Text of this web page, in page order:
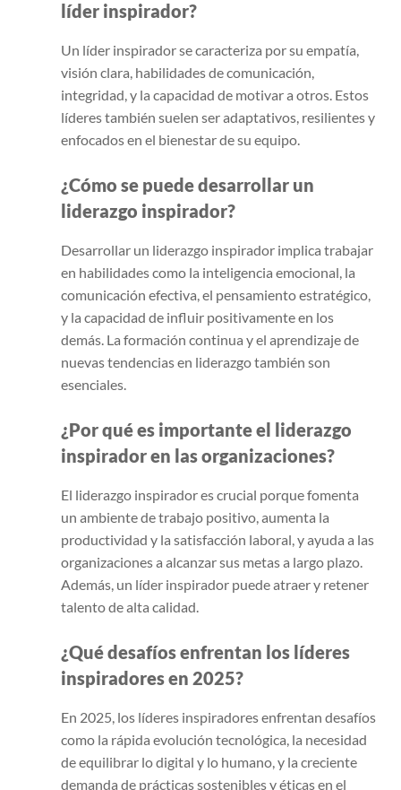
líder inspirador?
Un líder inspirador se caracteriza por su empatía,
visión clara, habilidades de comunicación,
integridad, y la capacidad de motivar a otros. Estos
líderes también suelen ser adaptativos, resilientes y
enfocados en el bienestar de su equipo.
¿Cómo se puede desarrollar un
liderazgo inspirador?
Desarrollar un liderazgo inspirador implica trabajar
en habilidades como la inteligencia emocional, la
comunicación efectiva, el pensamiento estratégico,
y la capacidad de influir positivamente en los
demás. La formación continua y el aprendizaje de
nuevas tendencias en liderazgo también son
esenciales.
¿Por qué es importante el liderazgo
inspirador en las organizaciones?
El liderazgo inspirador es crucial porque fomenta
un ambiente de trabajo positivo, aumenta la
productividad y la satisfacción laboral, y ayuda a las
organizaciones a alcanzar sus metas a largo plazo.
Además, un líder inspirador puede atraer y retener
talento de alta calidad.
¿Qué desafíos enfrentan los líderes
inspiradores en 2025?
En 2025, los líderes inspiradores enfrentan desafíos
como la rápida evolución tecnológica, la necesidad
de equilibrar lo digital y lo humano, y la creciente
demanda de prácticas sostenibles y éticas en el